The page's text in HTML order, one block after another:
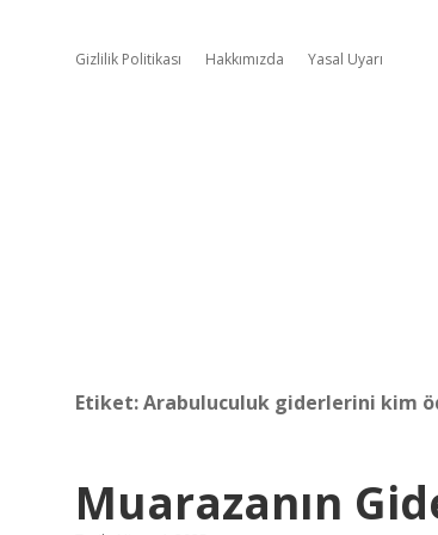
Gizlilik Politikası Hakkımızda Yasal Uyarı
Etiket:Arabuluculuk giderlerini kim
Muarazanın